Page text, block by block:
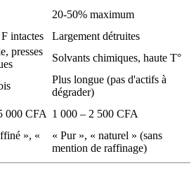
20-50% maximum
intactes
Largement détruites
presses
Solvants chimiques, haute T°
Plus longue (pas d'actifs à
dégrader)
000 CFA 1 000 – 2 500 CFA
», «
« Pur », « naturel » (sans
mention de raffinage)